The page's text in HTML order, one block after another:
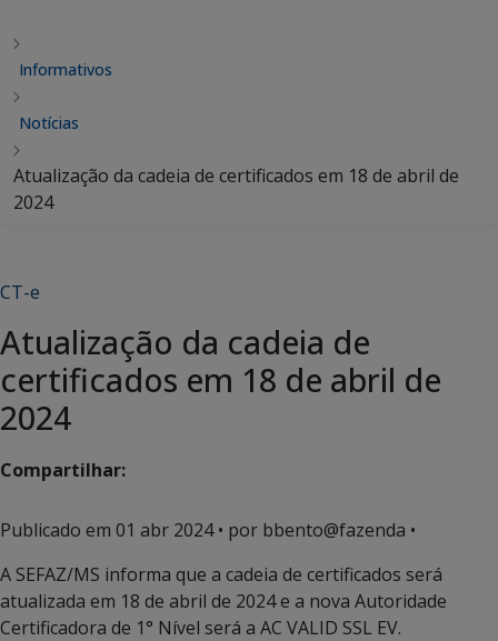
Informativos
Notícias
Atualização da cadeia de certificados em 18 de abril de
2024
CT-e
Atualização da cadeia de
certificados em 18 de abril de
2024
Compartilhar:
Publicado em 01 abr 2024• por bbento@fazenda •
A SEFAZ/MS informa que a cadeia de certificados será
atualizada em 18 de abril de 2024 e a nova Autoridade
Certificadora de 1° Nível será a AC VALID SSL EV.